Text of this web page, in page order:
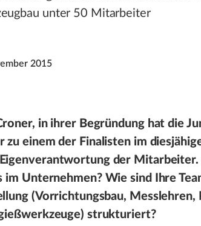
unter 50 Mitarbeiter
2015
in ihrer Begründung hat die
zu einem der Finalisten im
der
im Unternehmen? Wie sind Ihre
(Vorrichtungsbau,
strukturiert?